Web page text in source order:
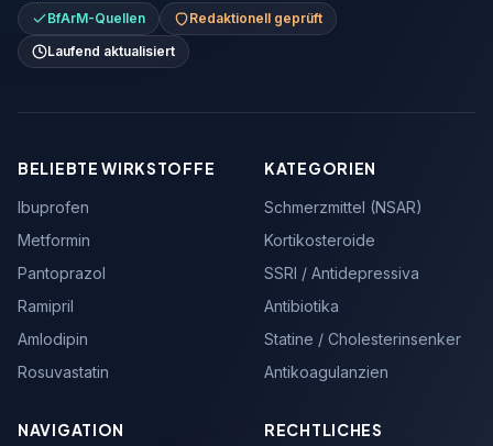
BfArM-Quellen
Redaktionell geprüft
Laufend aktualisiert
BELIEBTE WIRKSTOFFE
Ibuprofen
Metformin
Pantoprazol
Ramipril
Amlodipin
Rosuvastatin
KATEGORIEN
Schmerzmittel (NSAR)
Kortikosteroide
SSRI / Antidepressiva
Antibiotika
Statine / Cholesterinsenker
Antikoagulanzien
NAVIGATION RECHTLICHES